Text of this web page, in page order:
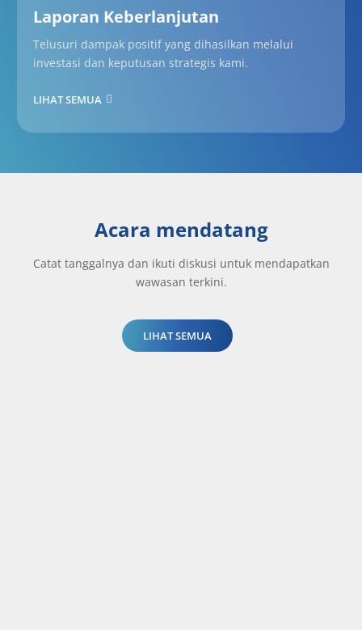
Laporan Keberlanjutan
Telusuri dampak positif yang dihasilkan melalui
investasi dan keputusan strategis kami.
LIHAT SEMUA
Acara mendatang
Catat tanggalnya dan ikuti diskusi untuk mendapatkan
wawasan terkini.
LIHAT SEMUA